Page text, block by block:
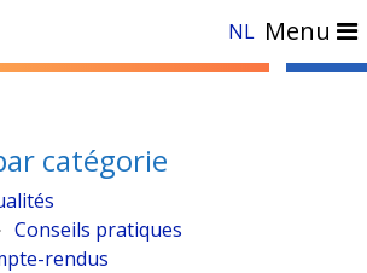
NL Menu
catégorie
Conseils pratiques
rendus